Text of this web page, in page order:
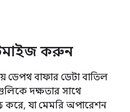
করুন
বাফার ডেটা বাতিল
দক্ষতার সাথে
করে, যা মেমরি অপারেশন